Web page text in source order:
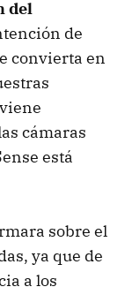
del
de
convierta en
cámaras
está
sobre el
ya que de
a los